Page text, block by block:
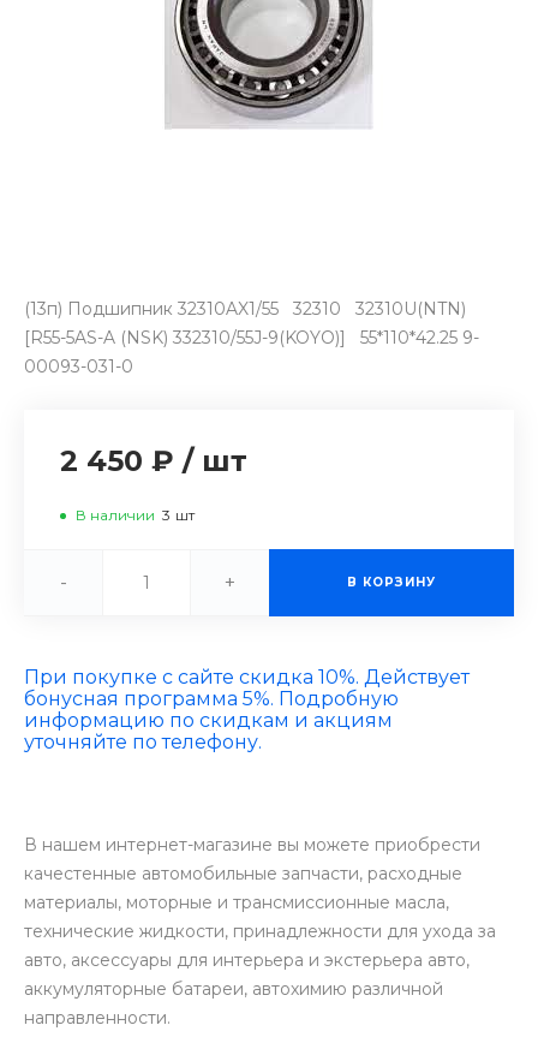
(13п) Подшипник 32310AX1/55 32310 32310U(NTN)
[R55-5AS-A (NSK) 332310/55J-9(KOYO)] 55*110*42.25 9-
00093-031-0
2 450 ₽ / шт
В наличии 3 шт
- + В КОРЗИНУ
При покупке с сайте скидка 10%. Действует
бонусная программа 5%. Подробную
информацию по скидкам и акциям
уточняйте по телефону.
В нашем интернет-магазине вы можете приобрести
качестенные автомобильные запчасти, расходные
материалы, моторные и трансмиссионные масла,
технические жидкости, принадлежности для ухода за
авто, аксессуары для интерьера и экстерьера авто,
аккумуляторные батареи, автохимию различной
направленности.